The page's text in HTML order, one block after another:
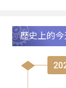
歷史上的今